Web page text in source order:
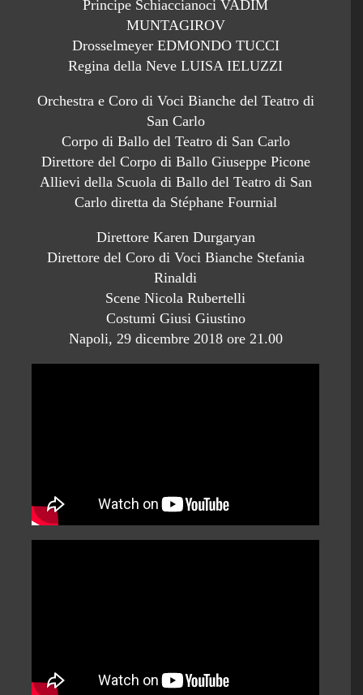
Principe Schiaccianoci VADIM
MUNTAGIROV
Drosselmeyer EDMONDO TUCCI
Regina della Neve LUISA IELUZZI
Orchestra e Coro di Voci Bianche del Teatro di
San Carlo
Corpo di Ballo del Teatro di San Carlo
Direttore del Corpo di Ballo Giuseppe Picone
Allievi della Scuola di Ballo del Teatro di San
Carlo diretta da Stéphane Fournial
Direttore Karen Durgaryan
Direttore del Coro di Voci Bianche Stefania
Rinaldi
Scene Nicola Rubertelli
Costumi Giusi Giustino
Napoli, 29 dicembre 2018 ore 21.00